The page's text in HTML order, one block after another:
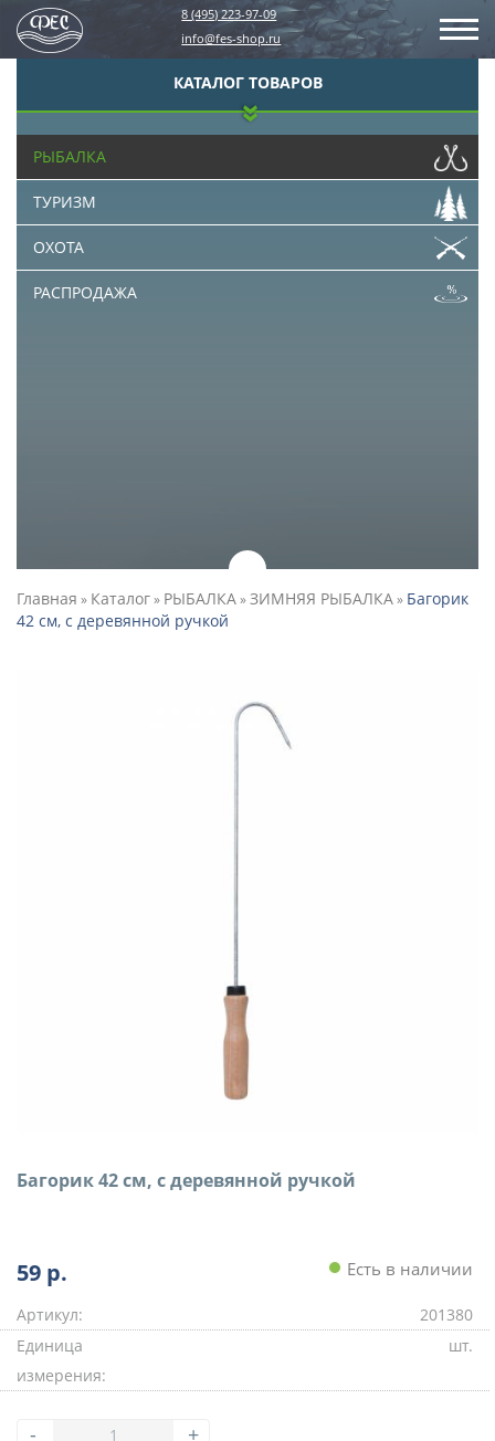
8 (495) 223-97-09
info@fes-shop.ru
КАТАЛОГ ТОВАРОВ
РЫБАЛКА
ТУРИЗМ
ОХОТА
РАСПРОДАЖА
Главная » Каталог» РЫБАЛКА»ЗИМНЯЯ РЫБАЛКА» Багорик
42 см, с деревянной ручкой
Багорик 42 см, с деревянной ручкой
59 р. Есть в наличии
Артикул:
201380
Единица
измерения:
шт.
- +